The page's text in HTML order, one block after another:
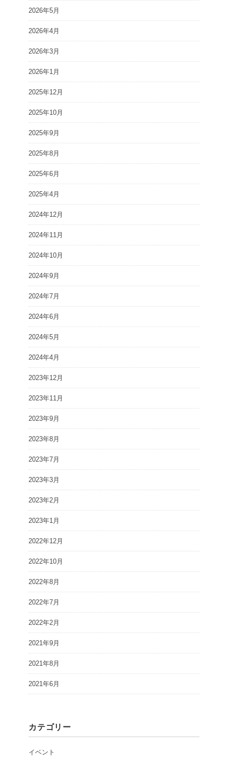
2026年5月
2026年4月
2026年3月
2026年1月
2025年12月
2025年10月
2025年9月
2025年8月
2025年6月
2025年4月
2024年12月
2024年11月
2024年10月
2024年9月
2024年7月
2024年6月
2024年5月
2024年4月
2023年12月
2023年11月
2023年9月
2023年8月
2023年7月
2023年3月
2023年2月
2023年1月
2022年12月
2022年10月
2022年8月
2022年7月
2022年2月
2021年9月
2021年8月
2021年6月
カテゴリー
イベント